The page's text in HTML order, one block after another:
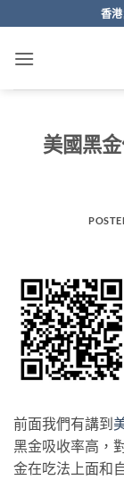
to
content
香
美國黑
前面我們有講到
黑金吸收率高，
金在吃法上面和